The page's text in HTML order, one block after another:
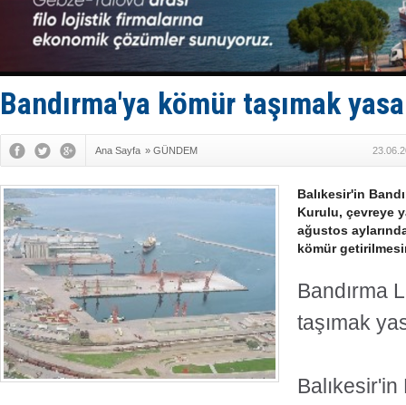
Deniz
DÖDER,
Fairline,
Baltık
Runit
Türk
Bandırma'ya kömür taşımak
Ana Sayfa » GÜNDEM
Balıkesir'in
Kurulu, çevreye
ağustos
kömür
Bandırma
taşımak